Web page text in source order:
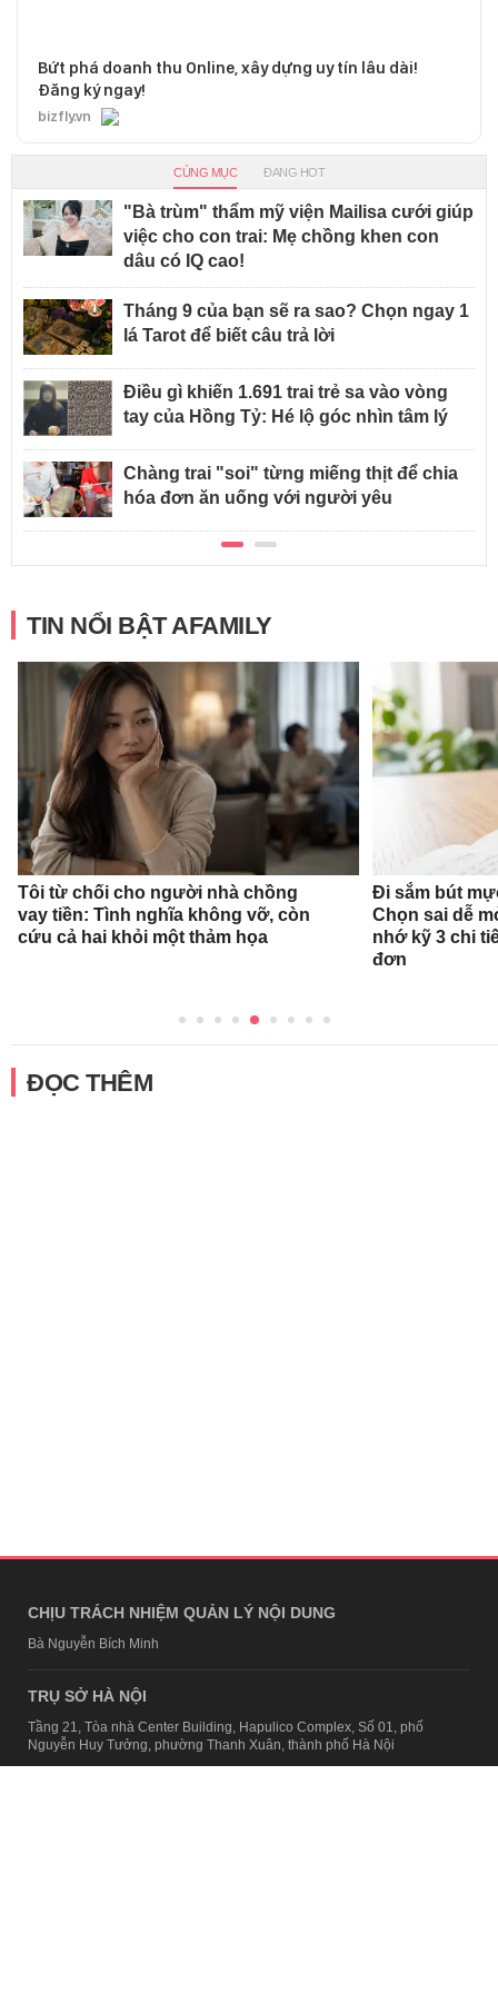
Bứt phá doanh thu Online, xây dựng uy tín lâu dài!
Đăng ký ngay!
bizfly.vn
CÙNG MỤC ĐANG HOT
"Bà trùm" thẩm mỹ viện Mailisa cưới giúp
việc cho con trai: Mẹ chồng khen con
dâu có IQ cao!
Tháng 9 của bạn sẽ ra sao? Chọn ngay 1
lá Tarot để biết câu trả lời
Điều gì khiến 1.691 trai trẻ sa vào vòng
tay của Hồng Tỷ: Hé lộ góc nhìn tâm lý
Chàng trai "soi" từng miếng thịt để chia
hóa đơn ăn uống với người yêu
TIN NỔI BẬT AFAMILY
Tôi từ chối cho người nhà chồng
vay tiền: Tình nghĩa không vỡ, còn
cứu cả hai khỏi một thảm họa
Đi sắm bút
Chọn sai dễ
nhớ kỹ 3 chi
đơn
ĐỌC THÊM
CHỊU TRÁCH NHIỆM QUẢN LÝ NỘI DUNG
Bà Nguyễn Bích Minh
TRỤ SỞ HÀ NỘI
Tầng 21, Tòa nhà Center Building, Hapulico Complex, Số 01, phố
Nguyễn Huy Tưởng, phường Thanh Xuân, thành phố Hà Nội